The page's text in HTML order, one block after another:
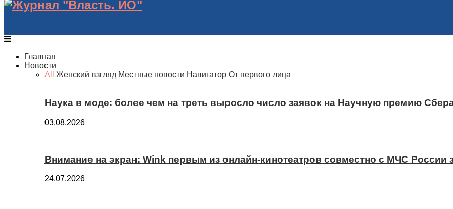
Главная
Новости
All
Женский взгляд Местные новости Навигатор От первого лица
Наука в моде: более чем на треть выросло число заявок на Научную премию
03.08.2026
Внимание на экран: Wink первым из онлайн-кинотеатров совместно с МЧС России
24.07.2026